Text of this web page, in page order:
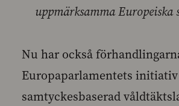
uppmärksamma Europeiska
Nu har också
Europaparlamentets
samtyckesbaserad